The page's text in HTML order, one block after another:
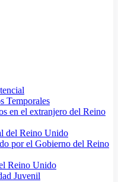
Temporales
en el extranjero del Reino
del Reino Unido
por el Gobierno del Reino
Reino Unido
Juvenil